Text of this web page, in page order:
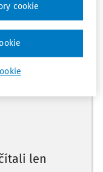
pracovná zmluva
pracovnom pomere)
mimo
- dohodára),
lekárske potvrdenie
oznámenie o
so zdravotným
len
cookie